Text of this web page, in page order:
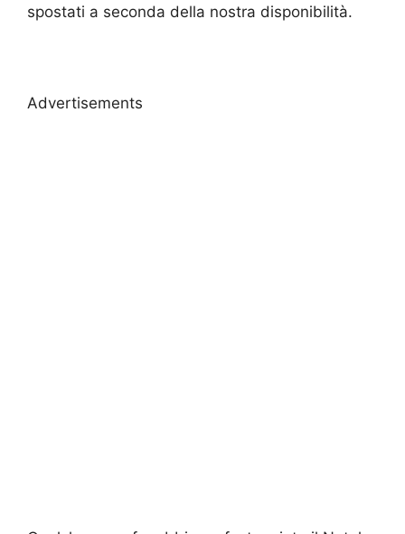
spostati a seconda della nostra disponibilità.
Advertisements